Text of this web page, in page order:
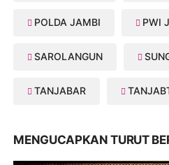
POLDA JAMBI PWI
SAROLANGUN
TANJABAR
MENGUCAPKAN TURUT